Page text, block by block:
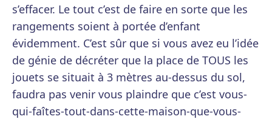
s’effacer. Le tout c’est de faire en sorte que les
rangements soient à portée d’enfant
évidemment. C’est sûr que si vous avez eu l’idée
de génie de décréter que la place de TOUS les
jouets se situait à 3 mètres au-dessus du sol,
faudra pas venir vous plaindre que c’est vous-
qui-faîtes-tout-dans-cette-maison-que-vous-